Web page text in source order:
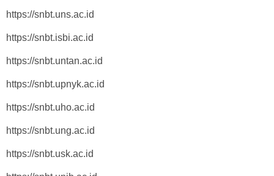
https://snbt.uns.ac.id
https://snbt.isbi.ac.id
https://snbt.untan.ac.id
https://snbt.upnyk.ac.id
https://snbt.uho.ac.id
https://snbt.ung.ac.id
https://snbt.usk.ac.id